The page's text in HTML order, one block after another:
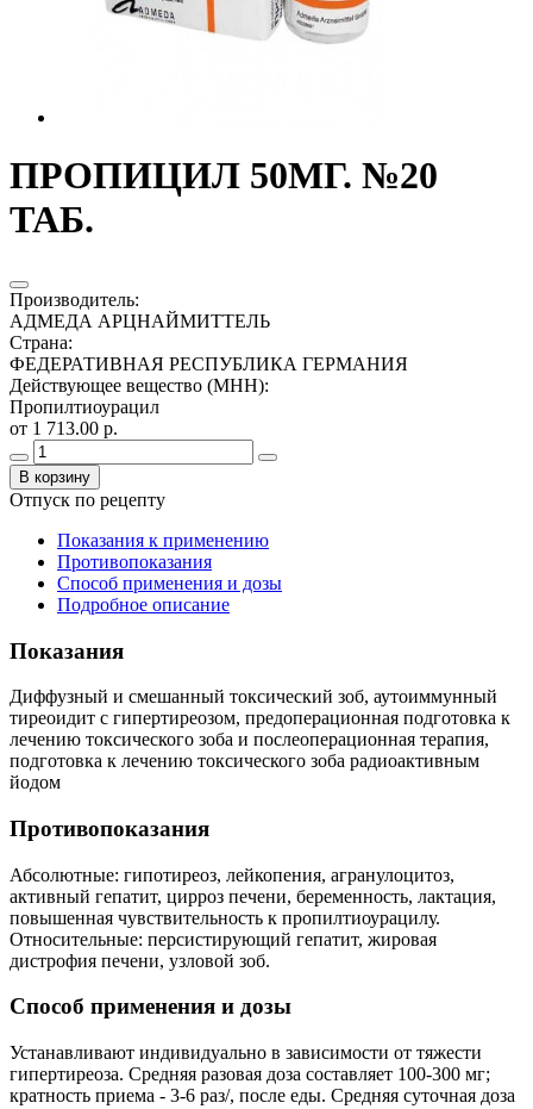
ПРОПИЦИЛ 50МГ. №20
ТАБ.
Производитель:
АДМЕДА АРЦНАЙМИТТЕЛЬ
Страна:
ФЕДЕРАТИВНАЯ РЕСПУБЛИКА ГЕРМАНИЯ
Действующее вещество (МНН):
Пропилтиоурацил
от 1 713.00 р.
В корзину
Отпуск по рецепту
Показания к применению
Противопоказания
Способ применения и дозы
Подробное описание
Показания
Диффузный и смешанный токсический зоб, аутоиммунный
тиреоидит с гипертиреозом, предоперационная подготовка к
лечению токсического зоба и послеоперационная терапия,
подготовка к лечению токсического зоба радиоактивным
йодом
Противопоказания
Абсолютные: гипотиреоз, лейкопения, агранулоцитоз,
активный гепатит, цирроз печени, беременность, лактация,
повышенная чувствительность к пропилтиоурацилу.
Относительные: персистирующий гепатит, жировая
дистрофия печени, узловой зоб.
Способ применения и дозы
Устанавливают индивидуально в зависимости от тяжести
гипертиреоза. Средняя разовая доза составляет 100-300 мг;
кратность приема - 3-6 раз/, после еды. Средняя суточная доза